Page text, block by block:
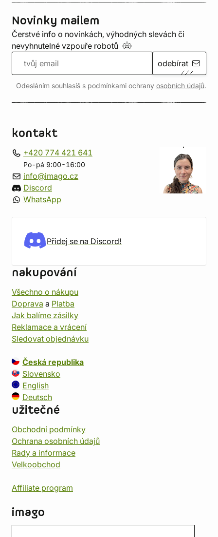
Novinky mailem
Čerstvé info o novinkách, výhodných slevách či
nevyhnutelné vzpouře robotů
odebírat
Odesláním souhlasíš s podmínkami ochrany osobních údajů.
kontakt
+420 774 421 641
Po-pá 9:00-16:00
info@imago.cz
Discord
WhatsApp
Přidej se na Discord!
nakupování
Všechno o nákupu
Doprava a Platba
Jak balíme zásilky
Reklamace a vrácení
Sledovat objednávku
Česká republika
Slovensko
English
Deutsch
užitečné
Obchodní podmínky
Ochrana osobních údajů
Rady a informace
Velkoobchod
Affiliate program
imago